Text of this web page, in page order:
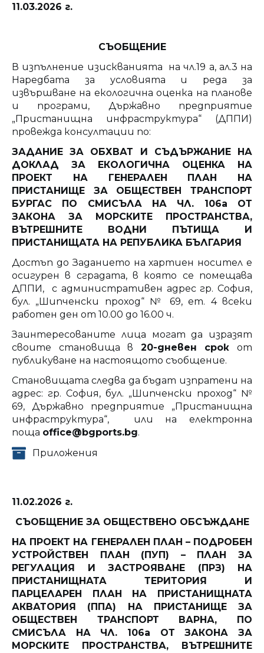
11.03.2026 г.
СЪОБЩЕНИЕ
В изпълнение изискванията на чл.19 а, ал.3 на
Наредбата за условията и реда за
извършване на екологична оценка на планове
и програми, Държавно предприятие
„Пристанищна инфраструктура“ (ДППИ)
провежда консултации по:
ЗАДАНИЕ ЗА ОБХВАТ И СЪДЪРЖАНИЕ НА
ДОКЛАД ЗА ЕКОЛОГИЧНА ОЦЕНКА НА
ПРОЕКТ НА ГЕНЕРАЛЕН ПЛАН НА
ПРИСТАНИЩЕ ЗА ОБЩЕСТВЕН ТРАНСПОРТ
БУРГАС ПО СМИСЪЛА НА ЧЛ. 106а ОТ
ЗАКОНА ЗА МОРСКИТЕ ПРОСТРАНСТВА,
ВЪТРЕШНИТЕ ВОДНИ ПЪТИЩА И
ПРИСТАНИЩАТА НА РЕПУБЛИКА БЪЛГАРИЯ
Достъп до Заданието на хартиен носител е
осигурен в сградата, в която се помещава
ДППИ, с административен адрес гр. София,
бул. „Шипченски проход“ № 69, ет. 4 всеки
работен ден от 10.00 до 16.00 ч.
Заинтересованите лица могат да изразят
своите становища в 20-дневен срок от
публикуване на настоящото съобщение.
Становищата следва да бъдат изпратени на
адрес: гр. София, бул. „Шипченски проход“ №
69, Държавно предприятие „Пристанищна
инфраструктура“, или на електронна
поща office@bgports.bg.
Приложения
11.02.2026 г.
СЪОБЩЕНИЕ ЗА ОБЩЕСТВЕНО ОБСЪЖДАНЕ
НА ПРОЕКТ НА ГЕНЕРАЛЕН ПЛАН – ПОДРОБЕН
УСТРОЙСТВЕН ПЛАН (ПУП) – ПЛАН ЗА
РЕГУЛАЦИЯ И ЗАСТРОЯВАНЕ (ПРЗ) НА
ПРИСТАНИЩНАТА ТЕРИТОРИЯ И
ПАРЦЕЛАРЕН ПЛАН НА ПРИСТАНИЩНАТА
АКВАТОРИЯ (ППА) НА ПРИСТАНИЩЕ ЗА
ОБЩЕСТВЕН ТРАНСПОРТ ВАРНА, ПО
СМИСЪЛА НА ЧЛ. 106а ОТ ЗАКОНА ЗА
МОРСКИТЕ ПРОСТРАНСТВА, ВЪТРЕШНИТЕ